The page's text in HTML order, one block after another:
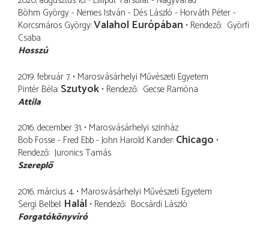
Böhm György - Nemes István - Dés László - Horváth Péter -
Korcsmáros György Valahol Európában Rendező Györfi
Csaba
Hosszú
2019. február 7. Marosvásárhelyi Művészeti Egyetem
Pintér Béla Szutyok Rendező Gecse Ramóna
Attila
2016. december 31. Marosvásárhelyi szinház
Bob Fosse - Fred Ebb - John Harold Kander Chicago
Rendező Juronics Tamás
Szereplő
2016. március 4. Marosvásárhelyi Művészeti Egyetem
Sergi Belbel Halál Rendező Bocsárdi László
Forgatókönyvíró